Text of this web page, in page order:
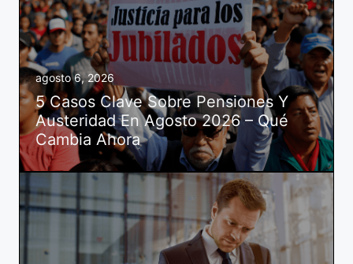
agosto 6, 2026
5 Casos Clave Sobre Pensiones Y
Austeridad En Agosto 2026 – Qué
Cambia Ahora